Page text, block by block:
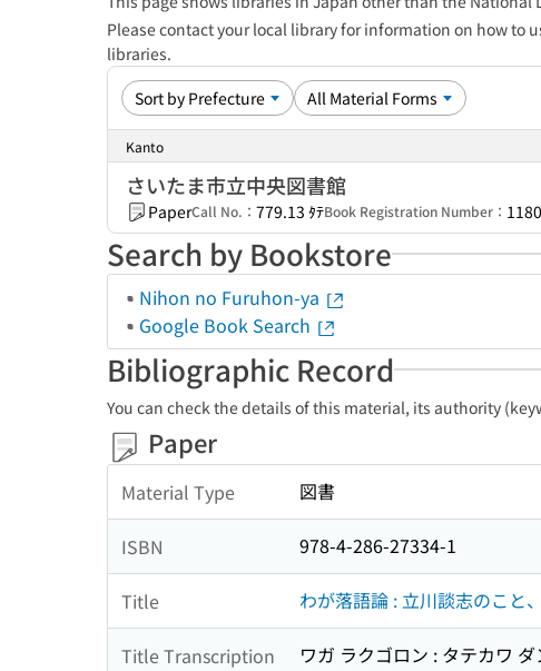
Please contact your local library for information on how
libraries.
Kanto
さいたま市立中央図書館
PaperCall No.： 779.13 ﾀﾃBook Registration Number：
Search by Bookstore
Nihon no Furuhon-ya
Google Book Search
Bibliographic Record
You can check the details of this material, its authority
Paper
Material Type 図書
ISBN 978-4-286-27334-1
Title わが落語論 : 立川談志のこと
Title Transcription ワガ ラクゴロン : タテカワ